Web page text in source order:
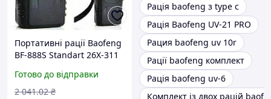
Портативні рації Baofeng
BF-888S Standart 26X-311
Переносні радіостанції
для риболовлі,
Готово до відправки
2 041.02 ₴
Рація baofeng з type c
Рація Baofeng UV-21 PRO
Рация baofeng uv 10r
Рації baofeng комплект
Рація baofeng uv-6
Комплект із двох рацій